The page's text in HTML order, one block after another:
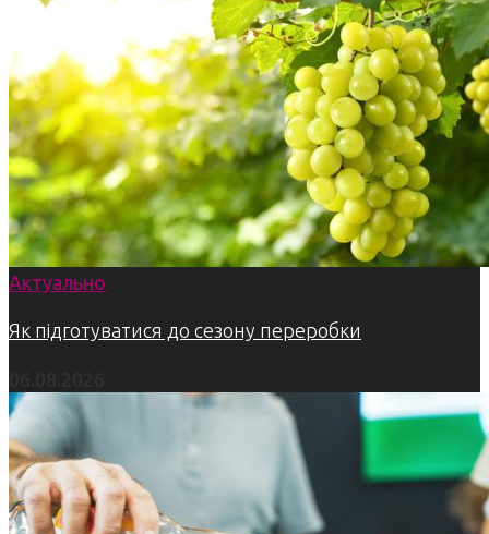
Актуально
Як підготуватися до сезону переробки